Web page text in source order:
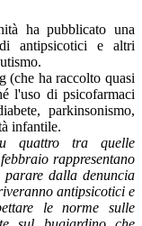
ha pubblicato una
antipsicotici e altri
(che ha raccolto quasi
l'uso di psicofarmaci
parkinsonismo,
infantile.
quattro tra quelle
rappresentano
dalla denuncia
antipsicotici e
le norme sulle